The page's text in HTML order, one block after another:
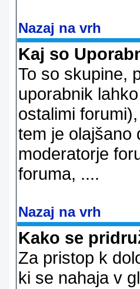
Nazaj na vrh
Kaj so
To so skupine,
uporabnik
ostalimi
tem je olajšano
moderatorje
foruma, ....
Nazaj na vrh
Kako se
Za pristop k
ki se nahaja v